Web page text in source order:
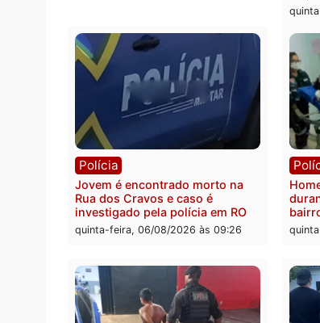
Polícia
Tragédia na BR-364: colisão
entre caminhão e carro deixa
quatro mortos em Porto Velho
quinta-feira, 06/08/2026 às 20:51